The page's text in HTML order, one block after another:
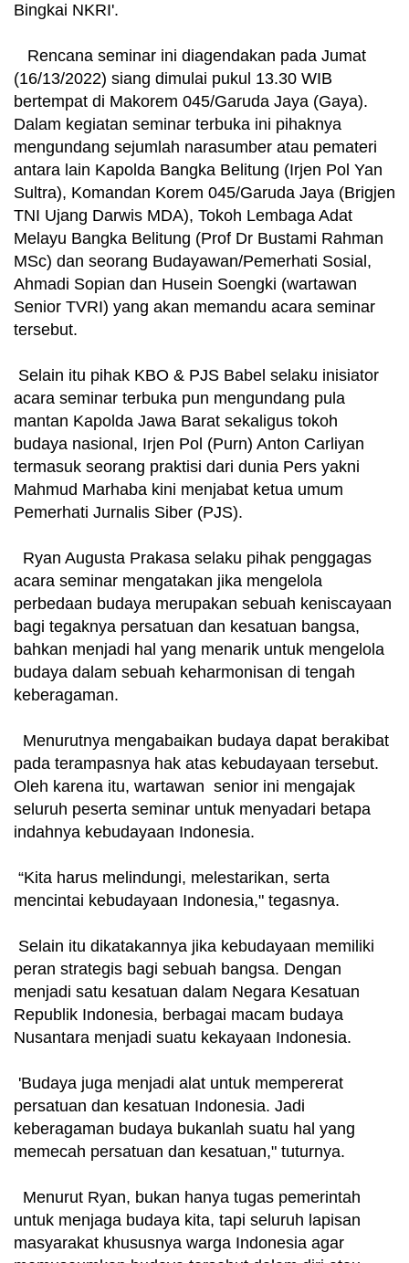
Bingkai NKRI'.
Rencana seminar ini diagendakan pada Jumat
(16/13/2022) siang dimulai pukul 13.30 WIB
bertempat di Makorem 045/Garuda Jaya (Gaya).
Dalam kegiatan seminar terbuka ini pihaknya
mengundang sejumlah narasumber atau pemateri
antara lain Kapolda Bangka Belitung (Irjen Pol Yan
Sultra), Komandan Korem 045/Garuda Jaya (Brigjen
TNI Ujang Darwis MDA), Tokoh Lembaga Adat
Melayu Bangka Belitung (Prof Dr Bustami Rahman
MSc) dan seorang Budayawan/Pemerhati Sosial,
Ahmadi Sopian dan Husein Soengki (wartawan
Senior TVRI) yang akan memandu acara seminar
tersebut.
Selain itu pihak KBO & PJS Babel selaku inisiator
acara seminar terbuka pun mengundang pula
mantan Kapolda Jawa Barat sekaligus tokoh
budaya nasional, Irjen Pol (Purn) Anton Carliyan
termasuk seorang praktisi dari dunia Pers yakni
Mahmud Marhaba kini menjabat ketua umum
Pemerhati Jurnalis Siber (PJS).
Ryan Augusta Prakasa selaku pihak penggagas
acara seminar mengatakan jika mengelola
perbedaan budaya merupakan sebuah keniscayaan
bagi tegaknya persatuan dan kesatuan bangsa,
bahkan menjadi hal yang menarik untuk mengelola
budaya dalam sebuah keharmonisan di tengah
keberagaman.
Menurutnya mengabaikan budaya dapat berakibat
pada terampasnya hak atas kebudayaan tersebut.
Oleh karena itu, wartawan senior ini mengajak
seluruh peserta seminar untuk menyadari betapa
indahnya kebudayaan Indonesia.
“Kita harus melindungi, melestarikan, serta
mencintai kebudayaan Indonesia," tegasnya.
Selain itu dikatakannya jika kebudayaan memiliki
peran strategis bagi sebuah bangsa. Dengan
menjadi satu kesatuan dalam Negara Kesatuan
Republik Indonesia, berbagai macam budaya
Nusantara menjadi suatu kekayaan Indonesia.
'Budaya juga menjadi alat untuk mempererat
persatuan dan kesatuan Indonesia. Jadi
keberagaman budaya bukanlah suatu hal yang
memecah persatuan dan kesatuan," tuturnya.
Menurut Ryan, bukan hanya tugas pemerintah
untuk menjaga budaya kita, tapi seluruh lapisan
masyarakat khususnya warga Indonesia agar